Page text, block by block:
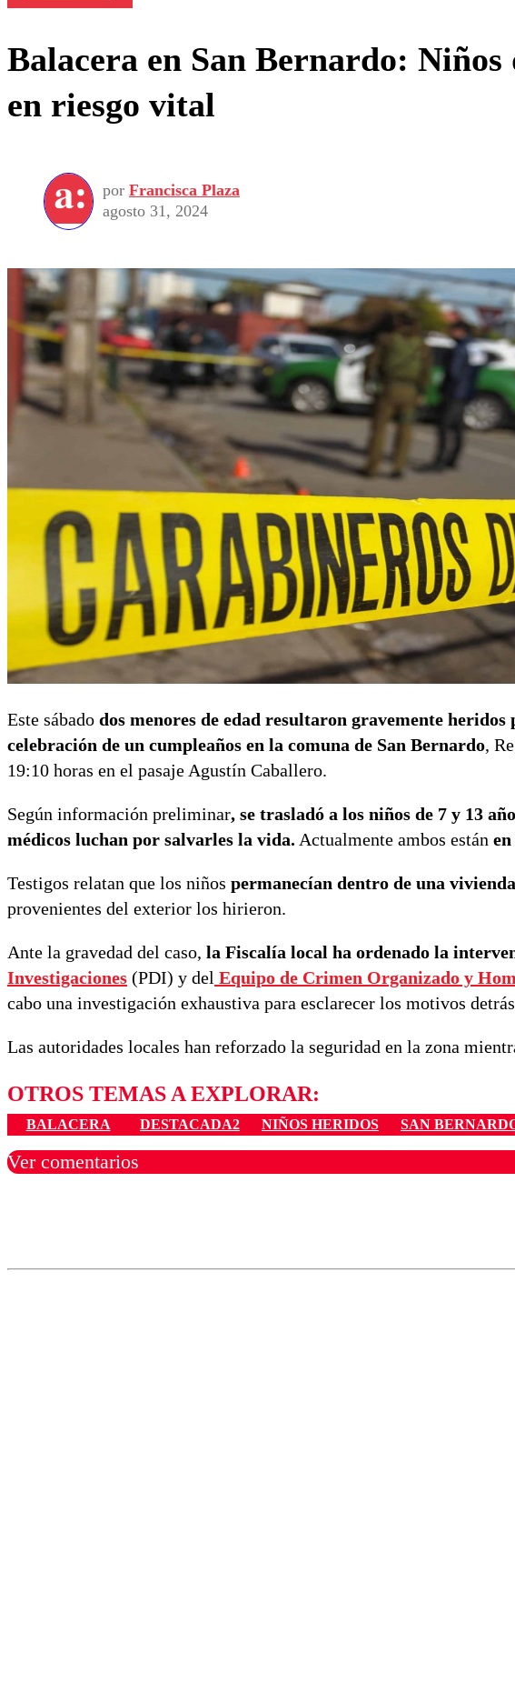
Balacera en San Bernardo: Niños
en riesgo vital
por Francisca Plaza
agosto 31, 2024
Este sábado dos menores de edad resultaron gravemente
celebración de un cumpleaños en la comuna de San Bernardo,
19:10 horas en el pasaje Agustín Caballero.
Según información preliminar, se trasladó a los niños de 7 y 13
médicos luchan por salvarles la vida. Actualmente ambos están
Testigos relatan que los niños permanecían dentro de una vivienda
provenientes del exterior los hirieron.
Ante la gravedad del caso, la Fiscalía local ha ordenado la
Investigaciones (PDI) y del Equipo de Crimen Organizado y
cabo una investigación exhaustiva para esclarecer los motivos
Las autoridades locales han reforzado la seguridad en la zona
OTROS TEMAS A EXPLORAR:
BALACERA DESTACADA2 NIÑOS HERIDOS SAN
Ver comentarios